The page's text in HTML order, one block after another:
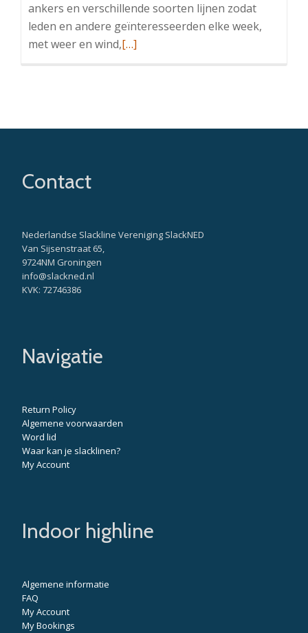
ankers en verschillende soorten lijnen zodat
leden en andere geïnteresseerden elke week,
met weer en wind,Read
training
[…]
Contact
Nederlandse Slackline Vereniging SlackNED
Van Sijsenstraat 65,
9724NM Groningen
info@slackned.nl
KVK: 72746386
Navigatie
Return Policy
Algemene voorwaarden
Word lid
Waar kan je slacklinen?
My Account
Indoor highline
Algemene informatie
FAQ
My Account
My Bookings